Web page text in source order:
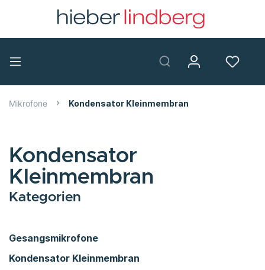
Mikrofone Kondensator Kleinmembran
Kondensator
Kleinmembran
Kategorien
Gesangsmikrofone
Kondensator Kleinmembran